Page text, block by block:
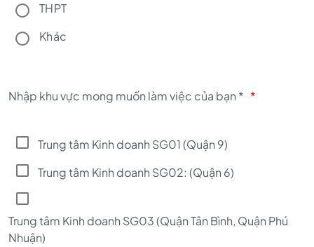
THPT
Khác
Nhập khu vực mong muốn làm việc của bạn * *
Trung tâm Kinh doanh SG01 (Quận 9)
Trung tâm Kinh doanh SG02: (Quận 6)
Trung tâm Kinh doanh SG03 (Quận Tân Bình, Quận Phú
Nhuận)